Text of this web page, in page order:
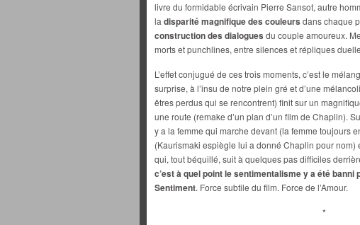
livre du formidable écrivain Pierre Sansot, autre
la disparité magnifique des couleurs dans chaque
construction des dialogues du couple amoureux.
morts et punchlines, entre silences et répliques
L’effet conjugué de ces trois moments, c’est le
surprise, à l’insu de notre plein gré et d’une
êtres perdus qui se rencontrent) finit sur un
une route (remake d’un plan d’un film de Chaplin).
y a la femme qui marche devant (la femme toujours
(Kaurismaki espiègle lui a donné Chaplin pour nom)
qui, tout béquillé, suit à quelques pas difficiles
c’est à quel point le sentimentalisme y a été
Sentiment. Force subtile du film. Force de l’Amour.
*